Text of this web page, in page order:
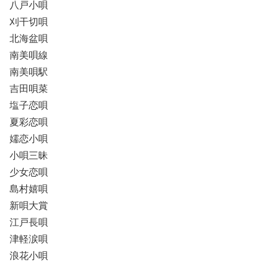
八戸小唄
刈干切唄
北海盆唄
南美唄線
南美唄駅
吉田唄菜
塩子恋唄
夏彩恋唄
嬬恋小唄
小唄三昧
少女恋唄
島村嬉唄
新唄大賞
江戸長唄
津軽涙唄
浪花小唄